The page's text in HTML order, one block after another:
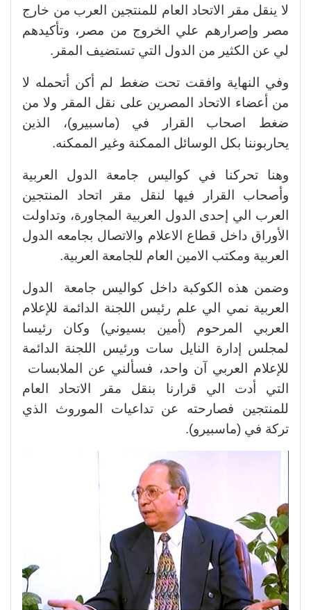
لا ينقل مقر الاتحاد العام للمنتجين العرب من خارج
مصر وإصرارهم علي الخروج من مصر، وتأكيدهم
لي عن الكثير من الدول التي تستضيف المقر.
وفي النهاية وافقت تحت ضغط لم أكن أتحمله لا
من أعضاء الاتحاد المصرين على نقل المقر ولا من
ضغط اصحاب القرار في (ماسبيرو)، الذين
يحاربوننا بكل الوسائل الممكنة وغير الممكنه.
وهنا تحركنا في كواليس جامعة الدول العربية
وأصحاب القرار فيها لنقل مقر اتحاد المنتجين
العرب الي إحدى الدول العربية المجاورة، وتداولت
الأوراق داخل قطاع الاعلام والاتصال بجامعه الدول
العربية ومكتب الامين العام للجامعة العربية.
وضمن هذه الكوكبة داخل كواليس جامعة الدول
العربية نمي الي علم رئيس اللجنة الدائمة للإعلام
العربي المرحوم (أمين بسيوني) وكان رئيسا
لمجلس إدارة النايل سات ورئيس اللجنة الدائمة
للإعلام العربي آن واحد، فسألني عن الملابسات
التي أدت الي قرارنا بنقل مقر الاتحاد العام
للمنتجين فصارحته عن تداعيات الموروث الذي
تركة في (ماسبيرو).